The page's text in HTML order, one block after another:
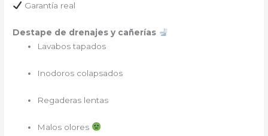
Garantía real
Destape de drenajes y cañerías
Lavabos tapados
Inodoros colapsados
Regaderas lentas
Malos olores